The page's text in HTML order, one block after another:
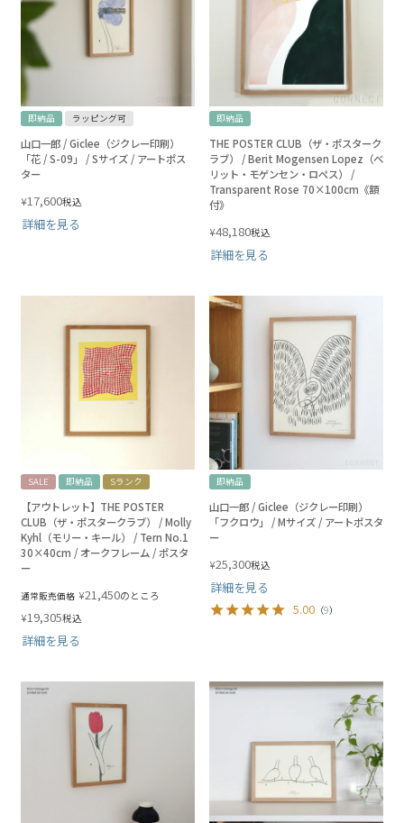
即納品 ラッピング可
山口一郎 / Giclee（ジクレー印刷）
「花 / S-09」 / Sサイズ / アートポス
ター
¥17,600税込
詳細を見る
即納品
THE POSTER CLUB（ザ・ポスターク
ラブ） / Berit Mogensen Lopez（ベ
リット・モゲンセン・ロペス） /
Transparent Rose 70×100cm《額
付》
¥48,180税込
詳細を見る
SALE 即納品 Sランク
【アウトレット】THE POSTER
CLUB（ザ・ポスタークラブ） / Molly
Kyhl（モリー・キール） / Tern No.1
30×40cm / オークフレーム / ポスタ
ー
通常販売価格 ¥21,450のところ
¥19,305税込
詳細を見る
即納品
山口一郎 / Giclee（ジクレー印刷）
「フクロウ」 / Mサイズ / アートポスタ
ー
¥25,300税込
詳細を見る
5.00 （9）